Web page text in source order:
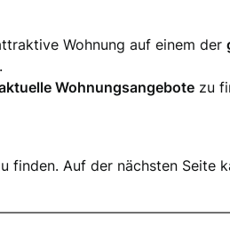
Wohnung auf einem der
Wohnungsangebote zu
finden. Auf der nächsten Seite